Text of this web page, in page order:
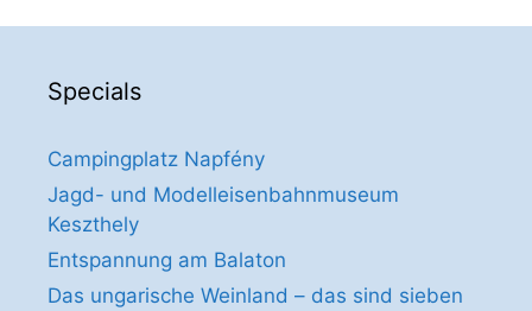
Specials
Campingplatz Napfény
Jagd- und Modelleisenbahnmuseum
Keszthely
Entspannung am Balaton
Das ungarische Weinland – das sind sieben